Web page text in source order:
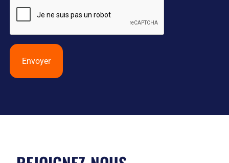
Envoyer